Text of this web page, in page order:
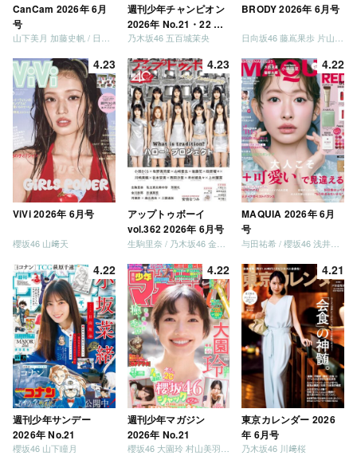
CanCam 2026年 6月
号
週刊少年チャンピオン
2026年 No.21・22 合
併号
乃木坂46 五百城茉央
BRODY 2026年 6月号
4.23
ViVi 2026年 6月号
櫻坂46 山﨑天
4.23
アップトゥボーイ
vol.362 2026年 6月号
4.22
MAQUIA 2026年 6月
号
4.22
週刊少年サンデー
2026年 No.21
櫻坂46 山下瞳月
4.22
週刊少年マガジン
2026年 No.21
櫻坂46 大園玲 村山美羽 稲熊ひな
4.21
東京カレンダー 2026
年 6月号
乃木坂46 川﨑桜